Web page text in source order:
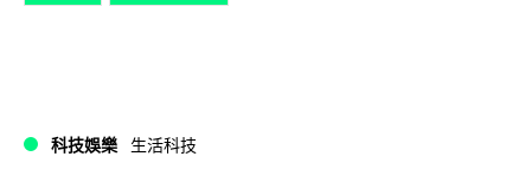
科技娛樂 生活科技